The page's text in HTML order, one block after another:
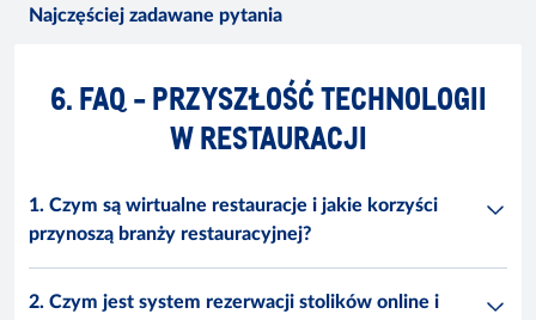
Najczęściej zadawane pytania
6. FAQ - PRZYSZŁOŚĆ TECHNOLOGII
W RESTAURACJI
1. Czym są wirtualne restauracje i jakie korzyści
przynoszą branży restauracyjnej?
2. Czym jest system rezerwacji stolików online i